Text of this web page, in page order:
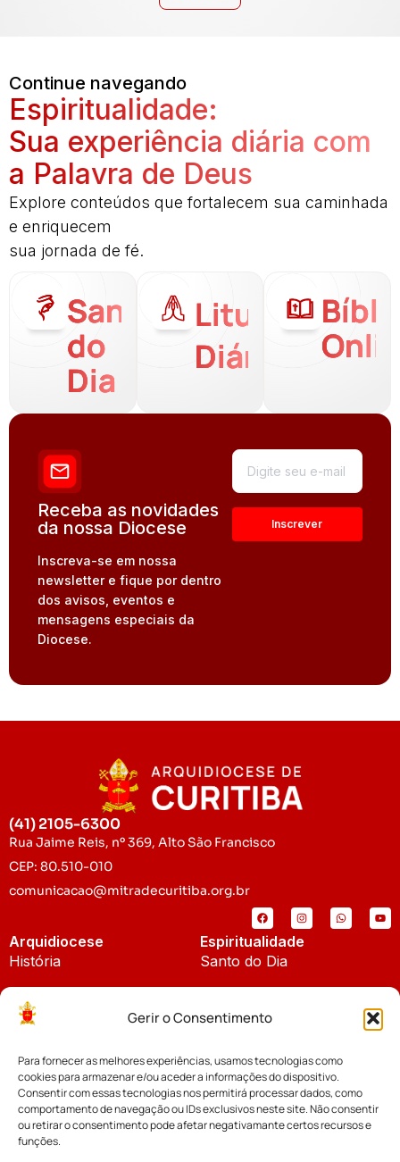
Gerir o Consentimento
Para fornecer as melhores experiências, usamos tecnologias como
cookies para armazenar e/ou aceder a informações do dispositivo.
Consentir com essas tecnologias nos permitirá processar dados, como
comportamento de navegação ou IDs exclusivos neste site. Não consentir
ou retirar o consentimento pode afetar negativamante certos recursos e
funções.
Continue navegando
Espiritualidade:
Sua experiência diária com
a Palavra de Deus
Explore conteúdos que fortalecem sua caminhada
e enriquecem
sua jornada de fé.
Santo
do
Dia
Liturgia
Diária
Receba as novidades
da nossa Diocese
Inscreva-se em nossa
newsletter e fique por dentro
dos avisos, eventos e
mensagens especiais da
Diocese.
(41) 2105-6300
Rua Jaime Reis, nº 369, Alto São Francisco
CEP: 80.510-010
comunicacao@mitradecuritiba.org.br
Arquidiocese
História
Padroeira
Espiritualidade
Santo do Dia
Notícias
Notícias da Arquidiocese
Notícias Cáritas
Cúria Diocesana
Fundo Diocesano